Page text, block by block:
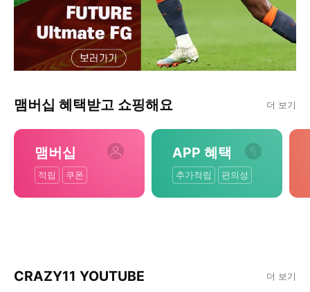
맴버십 혜택받고 쇼핑해요 더 보기
맴버십
적립 쿠폰
APP 혜택
추가적립 편의성
CRAZY11 YOUTUBE 더 보기